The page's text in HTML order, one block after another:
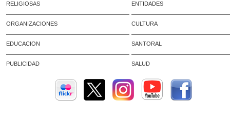
RELIGIOSAS ENTIDADES
ORGANIZACIONES CULTURA
EDUCACION SANTORAL
PUBLICIDAD SALUD